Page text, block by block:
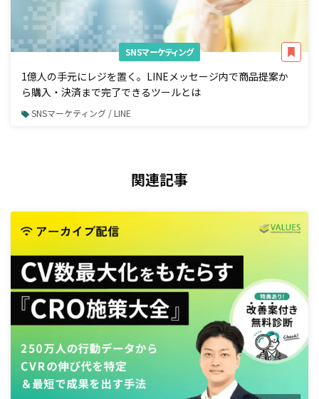
SNSマーケティング
1億人の手元にレジを置く。LINEメッセージ内で商品提案か
ら購入・決済まで完了できるツールとは
SNSマーケティング / LINE
関連記事